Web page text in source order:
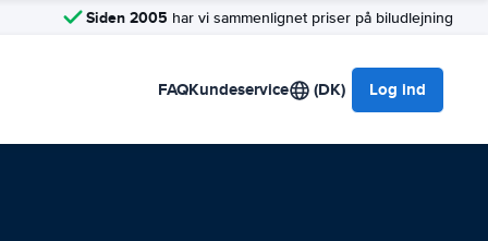
Siden 2005 har vi sammenlignet priser på biludlejning
FAQKundeservice (DK) Log ind